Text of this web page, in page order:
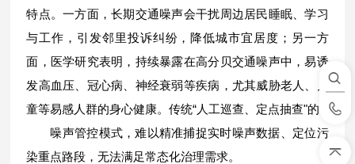
特点。一方面，长期交通噪声会干扰周边居民睡眠、学习
与工作，引发邻里投诉纠纷，降低城市宜居度；另一方
面，医学研究表明，持续暴露在高分贝交通噪声中，易诱
发高血压、冠心病、神经衰弱等疾病，尤其威胁老人、儿
童等易感人群的身心健康。传统“人工巡查、定点抽查"的
噪声管控模式，难以精准捕捉实时噪声数据、定位污
染重点路段，无法满足常态化治理需求。